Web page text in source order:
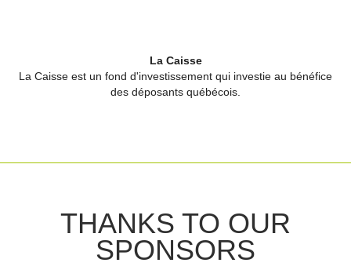
La Caisse
La Caisse est un fond d'investissement qui investie au bénéfice
des déposants québécois.
THANKS TO OUR
SPONSORS